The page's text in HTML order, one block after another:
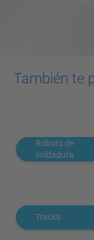
También te
Robots de
soldadura
Tracks